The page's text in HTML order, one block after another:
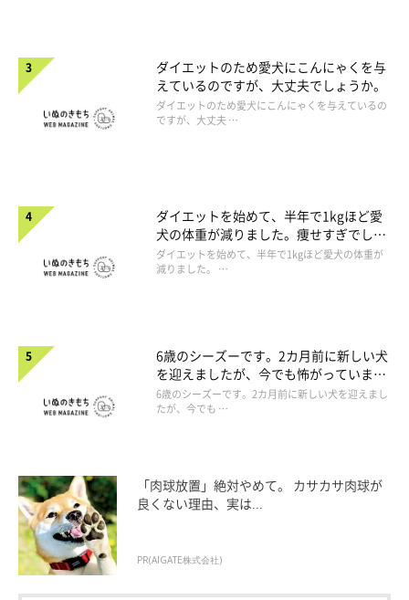
ダイエットのため愛犬にこんにゃくを与
えているのですが、大丈夫でしょうか。
ダイエットのため愛犬にこんにゃくを与えているの
ですが、大丈夫 …
ダイエットを始めて、半年で1kgほど愛
犬の体重が減りました。痩せすぎでしょ
うか。
ダイエットを始めて、半年で1kgほど愛犬の体重が
減りました。 …
6歳のシーズーです。2カ月前に新しい犬
を迎えましたが、今でも怖がっていま
す。
6歳のシーズーです。2カ月前に新しい犬を迎えまし
たが、今でも …
「肉球放置」絶対やめて。 カサカサ肉球が
良くない理由、実は...
PR(AIGATE株式会社)